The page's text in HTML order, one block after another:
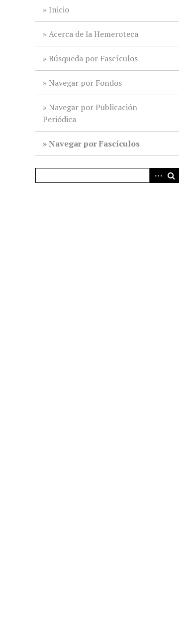
Inicio
Acerca de la Hemeroteca
Búsqueda por Fascículos
Navegar por Fondos
Navegar por Publicación
Periódica
Navegar por Fascículos